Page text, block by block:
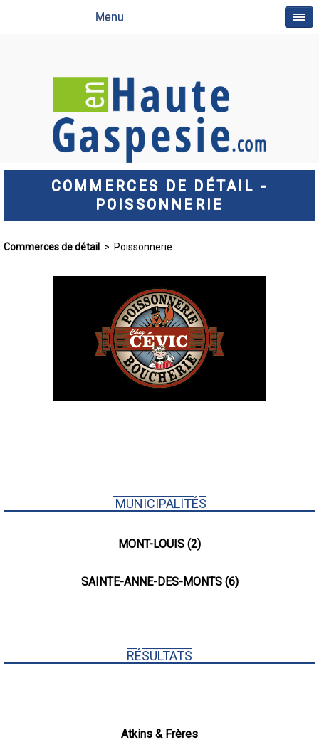
Menu
COMMERCES DE DÉTAIL -
POISSONNERIE
Commerces de détail > Poissonnerie
MUNICIPALITÉS
MONT-LOUIS (2)
SAINTE-ANNE-DES-MONTS (6)
RÉSULTATS
Atkins & Frères